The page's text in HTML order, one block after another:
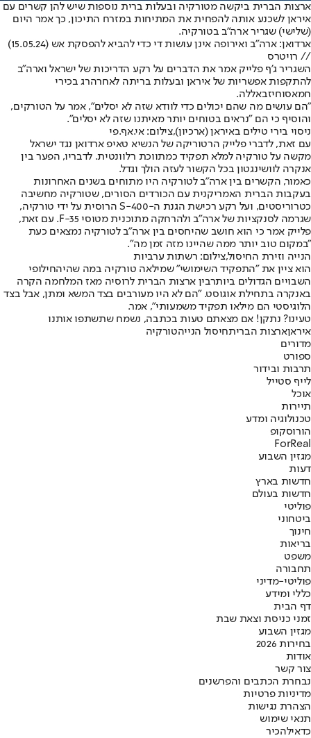
ארצות הברית ביקשה מטורקיה ובעלות ברית נוספות שיש להן קשרים עם
איראן לשכנע אותה להפחית את המתיחות במזרח התיכון, כך אמר היום
(שלישי) שגריר ארה"ב בטורקיה.
ארדואן: ארה"ב ואירופה אינן עושות די כדי להביא להפסקת אש (15.05.24)
// רויטרס
השגריר ג'ף פלייק אמר את הדברים על רקע הדריכות של ישראל וארה"ב
להתקפות אפשריות של איראן ובעלות בריתה לאחרהרג בכירי
חמאסוחיזבאללה.
"הם עושים מה שהם יכולים כדי לוודא שזה לא יסלים", אמר על הטורקים,
והוסיף כי הם "נראים בטוחים יותר מאיתנו שזה לא יסלים".
ניסוי בירי טילים באיראן (ארכיון),צילום: אי.אף.פי
עם זאת, לדברי פלייק הרטוריקה של הנשיא טאיפ ארדואן נגד ישראל
מקשה על טורקיה למלא תפקיד כמתווכת רלוונטית. לדבריו, הפער בין
אנקרה לוושינגטון בכל הקשור לעזה הולך וגדל.
כאמור, הקשרים בין ארה"ב לטורקיה היו מתוחים בשנים האחרונות
בעקבות הברית האמריקנית עם הכורדים הסורים, שטורקיה מחשיבה
כטרוריסטים, ועל רקע רכישת הגנת ה-S-400 הרוסית על ידי טורקיה,
שגרמה לסנקציות של ארה"ב ולהרחקה מתוכנית מטוסי F-35. עם זאת,
פלייק אמר כי הוא חושב שהיחסים בין ארה"ב לטורקיה נמצאים כעת
"במקום טוב יותר ממה שהיינו מזה זמן מה".
הנייה וזירת החיסול,צילום: רשתות ערביות
הוא ציין את "התפקיד השימושי" שמילאה טורקיה במה שהיהחילופי
השבויים הגדולים ביותרבין ארצות הברית לרוסיה מאז המלחמה הקרה
באנקרה בתחילת אוגוסט. "הם לא היו מעורבים בצד המשא ומתן, אבל בצד
הלוגיסטי הם מילאו תפקיד משמעותי", אמר.
טעינו? נתקן! אם מצאתם טעות בכתבה, נשמח שתשתפו אותנו
איראןארצות הבריתחיסול הנייהטורקיה
מדורים
ספורט
תרבות ובידור
לייף סטייל
אוכל
תיירות
טכנולוגיה ומדע
הורוסקופ
ForReal
מגזין השבוע
דעות
חדשות בארץ
חדשות בעולם
פוליטי
ביטחוני
חינוך
בריאות
משפט
תחבורה
פוליטי-מדיני
כללי ומידע
דף הבית
זמני כניסת וצאת שבת
מגזין השבוע
בחירות 2026
אודות
צור קשר
נבחרת הכתבים והפרשנים
מדיניות פרטיות
הצהרת נגישות
תנאי שימוש
כדאילהכיר